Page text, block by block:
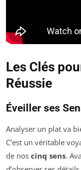
Les Clés
Réussie
Éveiller ses
Analyser un plat va
C’est un véritable
de nos cinq sens.